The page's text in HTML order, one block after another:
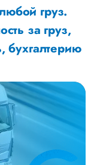
груз.
за груз,
бухгалтерию